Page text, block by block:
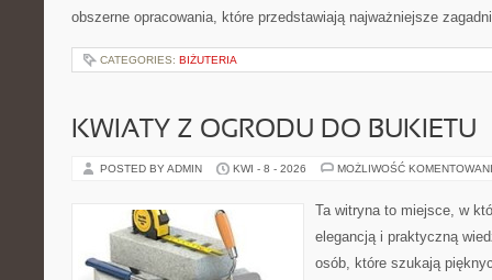
obszerne opracowania, które przedstawiają najważniejsze
CATEGORIES: BIŻUTERIA
KWIATY Z OGRODU DO BUKIETU
POSTED BY ADMIN KWI - 8 - 2026 MOŻLIWOŚĆ
Ta witryna to miejsce, w
elegancją i praktyczną
osób, które szukają